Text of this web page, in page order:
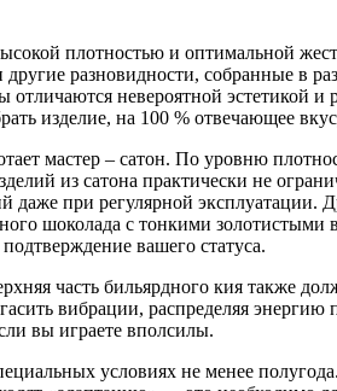
плотностью и оптимальной
разновидности, собранные в
невероятной эстетикой
изделие, на 100 % отвечающее
мастер – сатон. По уровню
из сатона практически не
даже при регулярной эксплуатации.
шоколада с тонкими золотистыми
вашего статуса.
часть бильярдного кия также
вибрации, распределяя энергию
вы играете вполсилы.
условиях не менее